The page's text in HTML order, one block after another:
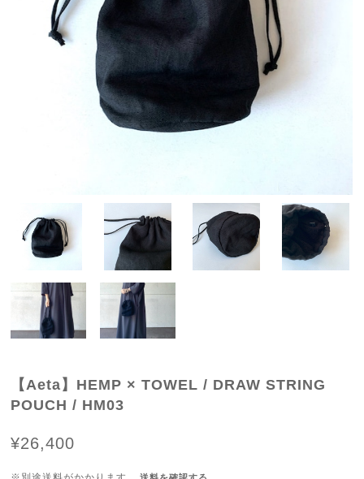
【Aeta】HEMP × TOWEL / DRAW STRING
POUCH / HM03
¥26,400